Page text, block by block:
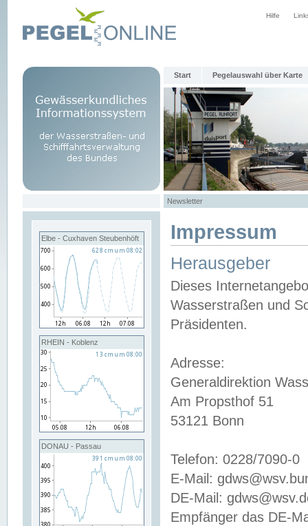
Hilfe
Start Pegelauswahl über Karte
Newsletter
Elbe - Cuxhaven Steubenhöft
RHEIN - Koblenz
DONAU - Passau
Impressum
Herausgeber
Dieses
Wasserstraßen und
Präsidenten.
Adresse:
Generaldirektion
Am Propsthof 51
53121 Bonn
Telefon: 0228/7090-0
E-Mail:
DE-Mail:
Empfänger das DE-